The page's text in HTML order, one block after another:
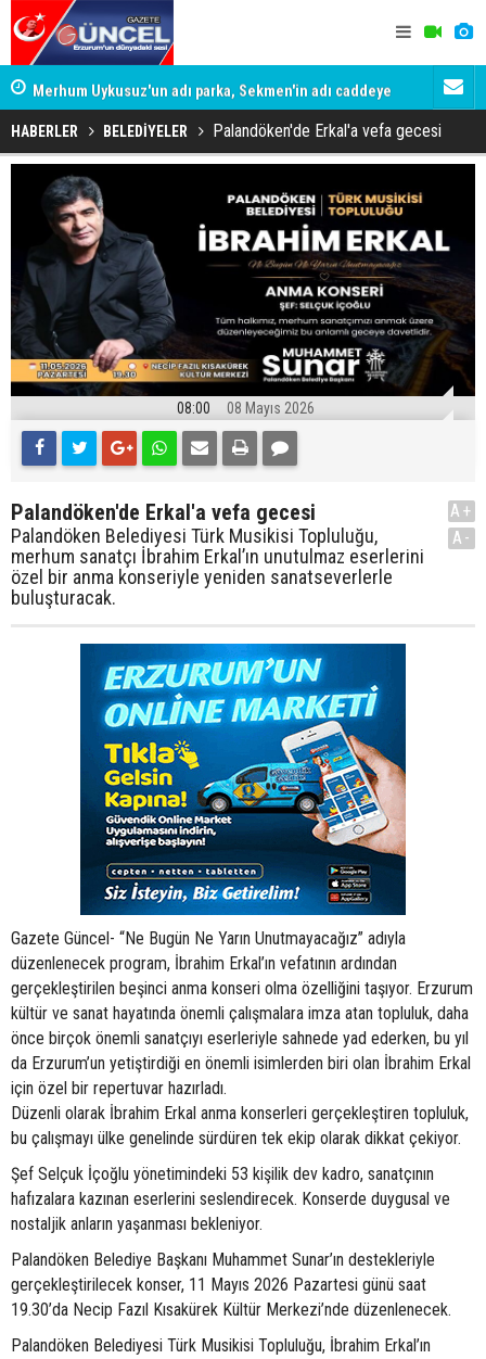
Merhum Uykusuz'un adı parka, Sekmen'in adı caddeye
verildi Gözaltına
HABERLER BELEDİYELER Palandöken'de Erkal'a vefa gecesi
08:00 08 Mayıs 2026
Palandöken'de Erkal'a vefa gecesi
Palandöken Belediyesi Türk Musikisi Topluluğu,
merhum sanatçı İbrahim Erkal’ın unutulmaz eserlerini
özel bir anma konseriyle yeniden sanatseverlerle
buluşturacak.
A+
A-
Gazete Güncel- “Ne Bugün Ne Yarın Unutmayacağız” adıyla
düzenlenecek program, İbrahim Erkal’ın vefatının ardından
gerçekleştirilen beşinci anma konseri olma özelliğini taşıyor. Erzurum
kültür ve sanat hayatında önemli çalışmalara imza atan topluluk, daha
önce birçok önemli sanatçıyı eserleriyle sahnede yad ederken, bu yıl
da Erzurum’un yetiştirdiği en önemli isimlerden biri olan İbrahim Erkal
için özel bir repertuvar hazırladı.
Düzenli olarak İbrahim Erkal anma konserleri gerçekleştiren topluluk,
bu çalışmayı ülke genelinde sürdüren tek ekip olarak dikkat çekiyor.
Şef Selçuk İçoğlu yönetimindeki 53 kişilik dev kadro, sanatçının
hafızalara kazınan eserlerini seslendirecek. Konserde duygusal ve
nostaljik anların yaşanması bekleniyor.
Palandöken Belediye Başkanı Muhammet Sunar’ın destekleriyle
gerçekleştirilecek konser, 11 Mayıs 2026 Pazartesi günü saat
19.30’da Necip Fazıl Kısakürek Kültür Merkezi’nde düzenlenecek.
Palandöken Belediyesi Türk Musikisi Topluluğu, İbrahim Erkal’ın